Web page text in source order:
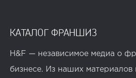
КАТАЛОГ ФРАНШИЗ
H&F — независимое медиа о
бизнесе. Из наших материалов